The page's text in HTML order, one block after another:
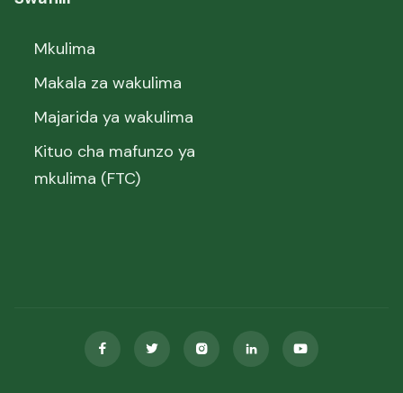
Mkulima
Makala za wakulima
Majarida ya wakulima
Kituo cha mafunzo ya
mkulima (FTC)
    